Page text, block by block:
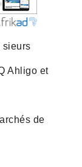
sieurs
Ahligo et
de